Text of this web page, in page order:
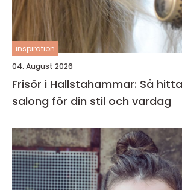
inspiration
04. August 2026
Frisör i Hallstahammar: Så
salong för din stil och vardag